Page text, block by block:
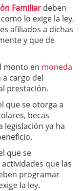
Familiar deben
lo exige la ley,
afiliados a dichas
y que de
monto en moneda
cargo del
prestación.
que se otorga a
becas
legislación ya ha
que se
que las
programar
la ley.